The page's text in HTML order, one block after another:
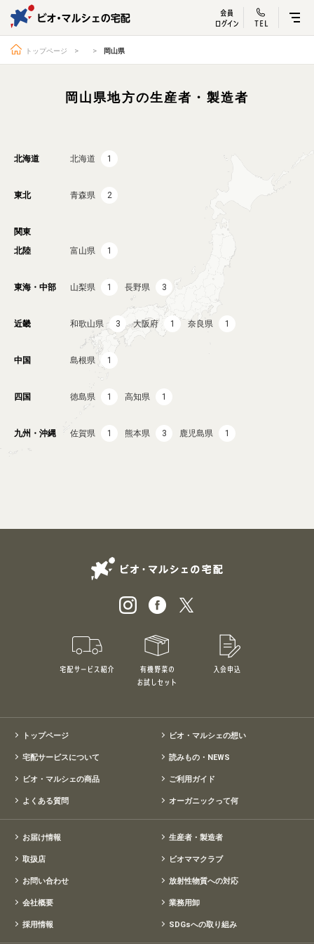
ビオ・マルシェ
ご利用ガイド
オーガニックって何
生産者・製造者
ビオママクラブ
放射性物質への対応
会社概要 採用情報
業務用卸 SDGsへの取り組み
トップページ 岡山県
岡山県地方の生産者・製造者
北海道 北海道 1
東北 青森県 2
関東
北陸
富山県 1
東海・中部 山梨県 1 長野県 3
近畿 和歌山県 3 大阪府 1 奈良県 1
中国 島根県 1
四国 徳島県 1 高知県 1
九州・沖縄 佐賀県 1 熊本県 3 鹿児島県 1
宅配サービス紹介 有機野菜のお試しセット
トップページ ビオ・マルシェの想い
宅配サービスについて 読みもの・NEWS
ビオ・マルシェの商品 ご利用ガイド
よくある質問 オーガニックって何
お届け情報 生産者・製造者
取扱店 ビオママクラブ
お問い合わせ 放射性物質への対応
会社概要 業務用卸
採用情報 SDGsへの取り組み